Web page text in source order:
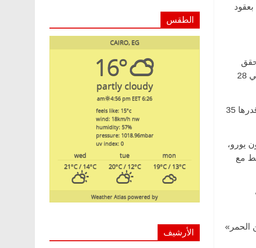
بالإجمالي دخلا سنويا يصل إلى 37 مليون يورو بما فيها راتبه السنوي المقدر بـ 24 مليون يورو (حوالي 28
ويكمل نجمنا المصري محمد صلاح، لاعب فريق ليفربول الإنجليزي، قائمة الخمسة الأوائل، بأرباح قدرها 35
أنيستا في المركز السادس بأرباح وصلت إلى 30 مليون يورو،
مع
الحمر»
الطقس
CAIRO, EG
16°
partly cloudy
6:26 am
4:56 pm EET
feels like: 15°c
wind: 18km/h nw
humidity: 57%
pressure: 1018.96mbar
uv index: 0
mon
tue
wed
19°C/ 13°C
20°C/ 12°C
21°C/ 14°C
powered by
Weather Atlas
الأرشيف